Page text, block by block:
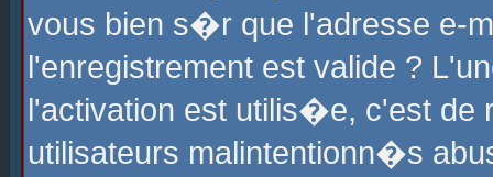
vous bien s�r que l'adresse e-
l'enregistrement est valide ?
l'activation est utilis�e, c'est
utilisateurs malintentionn�s